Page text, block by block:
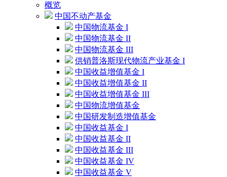
概览
中国不动产基金
中国物流基金 I
中国物流基金 II
中国物流基金 III
供销普洛斯现代物流产业基金 I
中国收益增值基金 I
中国收益增值基金 II
中国收益增值基金 III
中国物流增值基金
中国研发制造增值基金
中国收益基金 I
中国收益基金 II
中国收益基金 III
中国收益基金 IV
中国收益基金 V